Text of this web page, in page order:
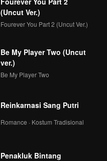
(Uncut Ver.)
Fourever You Part 2 (Uncut Ver.)
Be My Player Two (Uncut
ver.)
Be My Player Two
Reinkarnasi Sang Putri
Romance · Kostum Tradisional
Penakluk Bintang